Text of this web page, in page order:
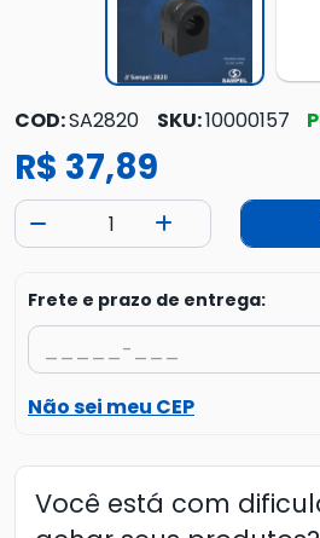
COD:SA2820 SKU:10000157
R$ 37,89
Frete e prazo de entrega:
Não sei meu CEP
Você está com